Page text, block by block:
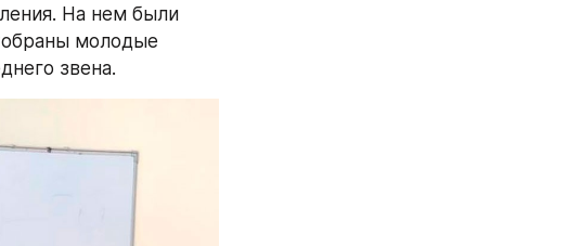
На нем были
молодые
звена.